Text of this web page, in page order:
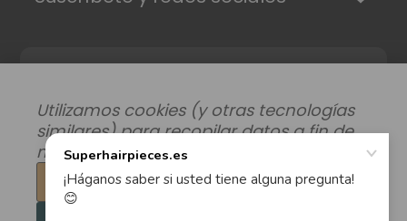
Utilizamos cookies (y otras tecnologías
similares) para recopilar datos a fin de
mejorar su experiencia de compra.
Configuración